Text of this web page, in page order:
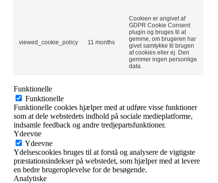
viewed_cookie_policy 11 months
Cookien er angivet af
GDPR Cookie Consent
plugin og bruges til at
gemme, om brugeren har
givet samtykke til brugen
af ​​cookies eller ej. Den
gemmer ingen personlige
data.
Funktionelle
Funktionelle
Funktionelle cookies hjælper med at udføre visse funktioner
som at dele webstedets indhold på sociale medieplatforme,
indsamle feedback og andre tredjepartsfunktioner.
Ydeevne
Ydeevne
Ydelsescookies bruges til at forstå og analysere de vigtigste
præstationsindekser på webstedet, som hjælper med at levere
en bedre brugeroplevelse for de besøgende.
Analytiske